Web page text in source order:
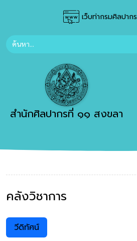
เว็บท่ากรมศิลปากร
สำนักศิลปากรที่ ๑๑ สงขลา
คลังวิชาการ
วีดิทัศน์